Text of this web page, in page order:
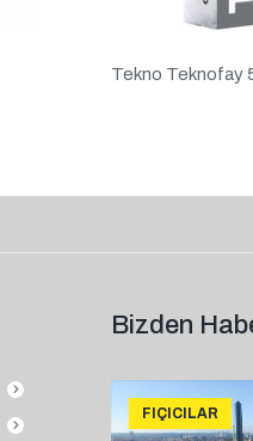
Tekno Teknofay
Bizden
FIÇICILAR